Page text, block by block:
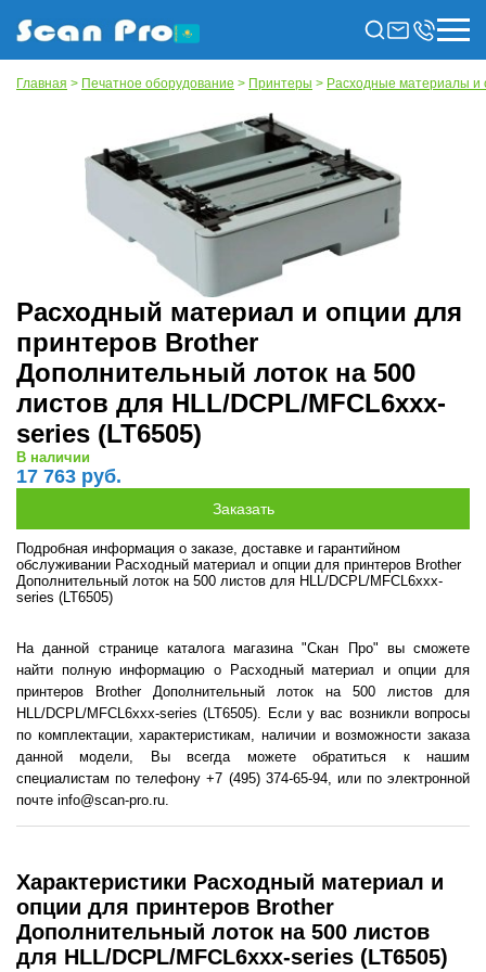
Главная > Печатное оборудование > Принтеры > Расходные материалы и
Расходный материал и опции для
принтеров Brother
Дополнительный лоток на 500
листов для HLL/DCPL/MFCL6xxx-
series (LT6505)
В наличии
17 763 руб.
Подробная информация о заказе, доставке и гарантийном
обслуживании Расходный материал и опции для принтеров Brother
Дополнительный лоток на 500 листов для HLL/DCPL/MFCL6xxx-
series (LT6505)
На данной странице каталога магазина "Скан Про" вы сможете
найти полную информацию о Расходный материал и опции для
принтеров Brother Дополнительный лоток на 500 листов для
HLL/DCPL/MFCL6xxx-series (LT6505). Если у вас возникли вопросы
по комплектации, характеристикам, наличии и возможности заказа
данной модели, Вы всегда можете обратиться к нашим
специалистам по телефону +7 (495) 374-65-94, или по электронной
почте info@scan-pro.ru.
Характеристики Расходный материал и
опции для принтеров Brother
Дополнительный лоток на 500 листов
для HLL/DCPL/MFCL6xxx-series (LT6505)